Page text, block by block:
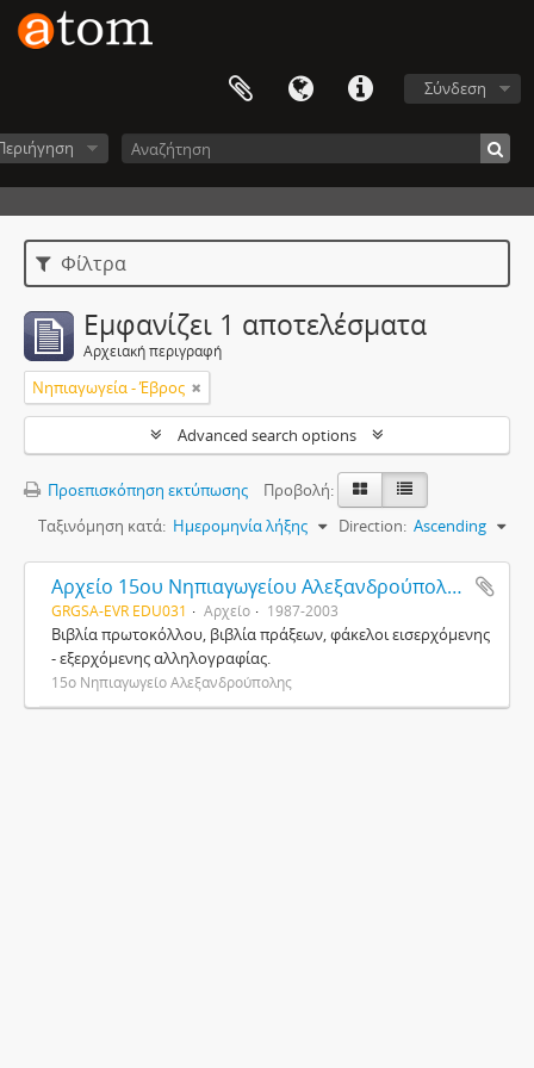
Σύνδεση
Φίλτρα
Εμφανίζει 1 αποτελέσματα
Αρχειακή περιγραφή
Νηπιαγωγεία - Έβρος
Advanced search options
Προεπισκόπηση εκτύπωσης
Προβολή:
Ταξινόμηση κατά: Ημερομηνία λήξης Direction: Ascending
Αρχείο 15ου Νηπιαγωγείου Αλεξανδρούπολης
GRGSA-EVR EDU031 Αρχείο 1987-2003
Βιβλία πρωτοκόλλου, βιβλία πράξεων, φάκελοι εισερχόμενης
- εξερχόμενης αλληλογραφίας.
15ο Νηπιαγωγείο Αλεξανδρούπολης